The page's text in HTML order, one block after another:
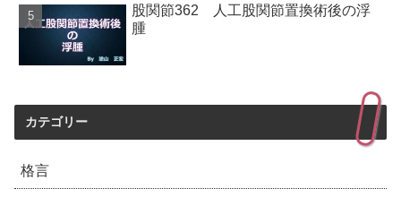
股関節362 人工股関節置換術後の浮
腫
カテゴリー
格言